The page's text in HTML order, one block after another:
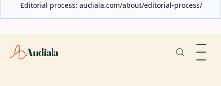
Editorial process: audiala.com/about/editorial-process/
Audiala